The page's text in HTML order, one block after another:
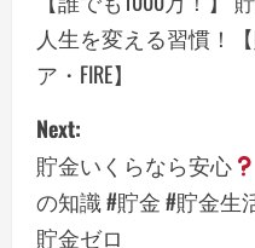
s
t
n
a
人生を変える習慣！
ア・FIRE】
Next:
貯金いくらなら安心
の知識 #貯金 #貯金生
貯金ゼロ